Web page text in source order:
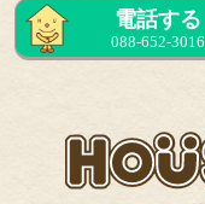
電話する
088-652-3016